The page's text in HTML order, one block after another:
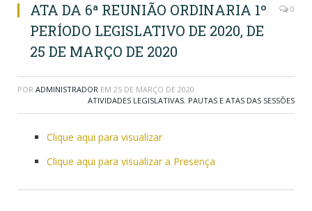
ATA DA 6ª REUNIÃO ORDINARIA 1º
PERÍODO LEGISLATIVO DE 2020, DE
25 DE MARÇO DE 2020
0
POR ADMINISTRADOR EM 25 DE MARÇO DE 2020
ATIVIDADES LEGISLATIVAS, PAUTAS E ATAS DAS SESSÕES
Clique aqui para visualizar
Clique aqui para visualizar a Presença